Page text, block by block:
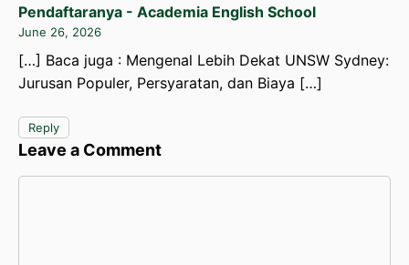
Pendaftaranya - Academia English School
June 26, 2026
[…] Baca juga : Mengenal Lebih Dekat UNSW Sydney:
Jurusan Populer, Persyaratan, dan Biaya […]
Reply
Leave a Comment